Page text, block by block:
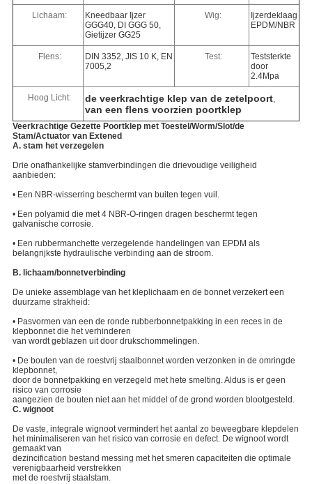
Lichaam:
Kneedbaar Ijzer
GGG40, DI GGG 50,
Gietijzer GG25
Wig:
Ijzerdeklaag
EPDM/NBR
Flens:
DIN 3352, JIS 10 K, EN
7005,2
Test:
Teststerkte
door
2.4Mpa
Hoog Licht: de veerkrachtige klep van de zetelpoort,
van een flens voorzien poortklep
Veerkrachtige Gezette Poortklep met Toestel/Worm/Slot/de
Stam/Actuator van Extened
A. stam het verzegelen
Drie onafhankelijke stamverbindingen die drievoudige veiligheid
aanbieden:
• Een NBR-wisserring beschermt van buiten tegen vuil.
• Een polyamid die met 4 NBR-O-ringen dragen beschermt tegen
galvanische corrosie.
• Een rubbermanchette verzegelende handelingen van EPDM als
belangrijkste hydraulische verbinding aan de stroom.
B. lichaam/bonnetverbinding
De unieke assemblage van het kleplichaam en de bonnet verzekert een
duurzame strakheid:
• Pasvormen van een de ronde rubberbonnetpakking in een reces in de
klepbonnet die het verhinderen
van wordt geblazen uit door drukschommelingen.
• De bouten van de roestvrij staalbonnet worden verzonken in de omringde
klepbonnet,
door de bonnetpakking en verzegeld met hete smelting. Aldus is er geen
risico van corrosie
aangezien de bouten niet aan het middel of de grond worden blootgesteld.
C. wignoot
De vaste, integrale wignoot vermindert het aantal zo beweegbare klepdelen
het minimaliseren van het risico van corrosie en defect. De wignoot wordt
gemaakt van
dezincification bestand messing met het smeren capaciteiten die optimale
verenigbaarheid verstrekken
met de roestvrij staalstam.